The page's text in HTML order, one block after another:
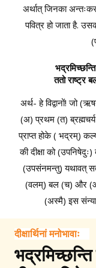
अर्थात् जिनका
पवित्र हो जाता है.
ततो राष्ट्र
अर्थ- हे विद्वानों! जो
(अ) प्रथम (त)
प्राप्त होके ( भद्रम्)
की दीक्षा को (उपनिषेदुः)
(उपसंनमन्तु) यथावत्
(वलम्) बल (च) और
(अस्मै) इस
दीक्षार्थिनां मनोभावाः